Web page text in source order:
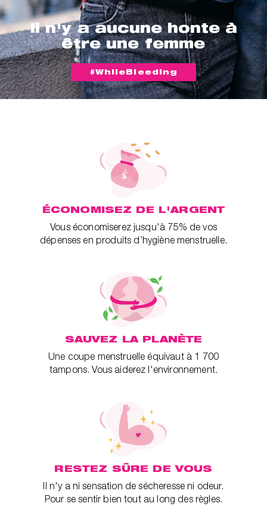
Il n'y a aucune honte à
être une femme
#WhileBleeding
ÉCONOMISEZ DE L'ARGENT
Vous économiserez jusqu'à 75% de vos
dépenses en produits d’hygiène menstruelle.
SAUVEZ LA PLANÈTE
Une coupe menstruelle équivaut à 1 700
tampons. Vous aiderez l'environnement.
RESTEZ SÛRE DE VOUS
Il n'y a ni sensation de sécheresse ni odeur.
Pour se sentir bien tout au long des règles.